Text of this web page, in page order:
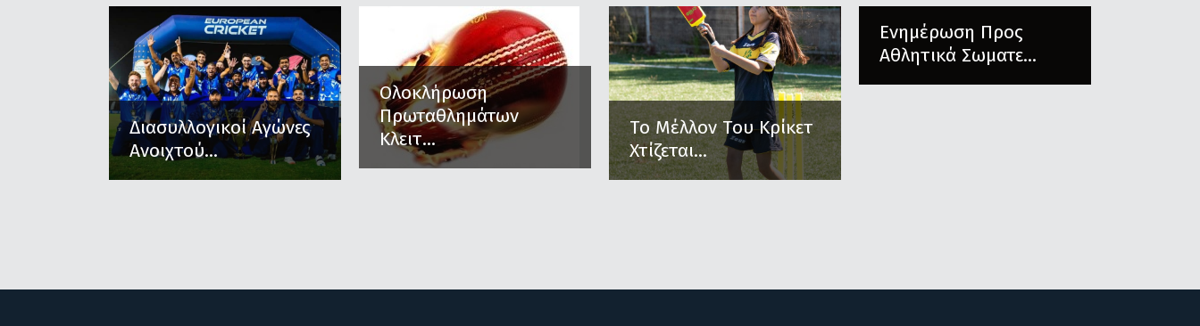
Διασυλλογικοί Αγώνες
Ανοιχτού...
Ολοκλήρωση
Πρωταθλημάτων
Κλειτ...
Το Μέλλον Του Κρίκετ
Χτίζεται...
Ενημέρωση Προς
Αθλητικά Σωματε...